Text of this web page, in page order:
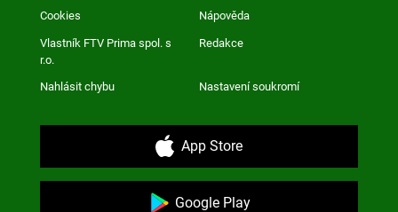
Cookies Nápověda
Vlastník FTV Prima spol. s
r.o.
Redakce
Nahlásit chybu Nastavení soukromí
App Store
Google Play